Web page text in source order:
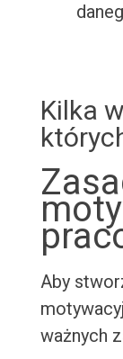
Kilka
Aby
ważnych